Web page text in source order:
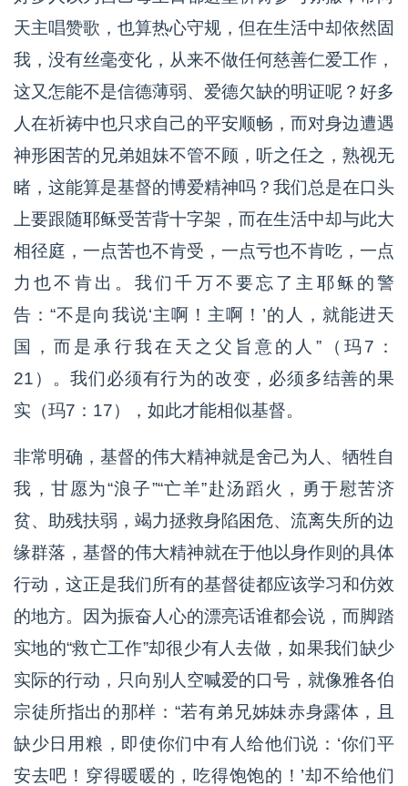
天主唱赞歌，也算热心守规，但在生活中却依然固
我，没有丝毫变化，从来不做任何慈善仁爱工作，
这又怎能不是信德薄弱、爱德欠缺的明证呢？好多
人在祈祷中也只求自己的平安顺畅，而对身边遭遇
神形困苦的兄弟姐妹不管不顾，听之任之，熟视无
睹，这能算是基督的博爱精神吗？我们总是在口头
上要跟随耶稣受苦背十字架，而在生活中却与此大
相径庭，一点苦也不肯受，一点亏也不肯吃，一点
力也不肯出。我们千万不要忘了主耶稣的警
告：“不是向我说‘主啊！主啊！’的人，就能进天
国，而是承行我在天之父旨意的人”（玛7：
21）。我们必须有行为的改变，必须多结善的果
实（玛7：17），如此才能相似基督。
非常明确，基督的伟大精神就是舍己为人、牺牲自
我，甘愿为“浪子”“亡羊”赴汤蹈火，勇于慰苦济
贫、助残扶弱，竭力拯救身陷困危、流离失所的边
缘群落，基督的伟大精神就在于他以身作则的具体
行动，这正是我们所有的基督徒都应该学习和仿效
的地方。因为振奋人心的漂亮话谁都会说，而脚踏
实地的“救亡工作”却很少有人去做，如果我们缺少
实际的行动，只向别人空喊爱的口号，就像雅各伯
宗徒所指出的那样：“若有弟兄姊妹赤身露体，且
缺少日用粮，即使你们中有人给他们说：‘你们平
安去吧！穿得暖暖的，吃得饱饱的！’却不给他们